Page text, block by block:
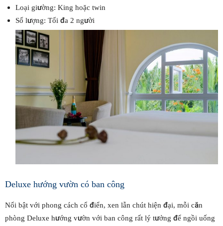
Loại giường: King hoặc twin
Số lượng: Tối đa 2 người
Deluxe hướng vườn có ban công
Nổi bật với phong cách cổ điển, xen lẫn chút hiện đại, mỗi căn
phòng Deluxe hướng vườn với ban công rất lý tưởng để ngồi uống